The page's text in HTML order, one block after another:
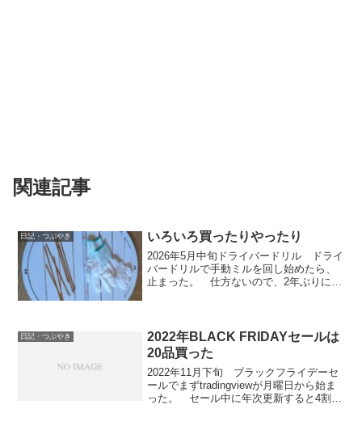
関連記事
日記・つぶやき いろいろ買ったりやったり
2026年5月中旬ドライバードリル ドライ
バードリルで手動ミルを回し始めたら、
止まった。 仕方ないので、2年ぶりにハ
に、 動かない。...
日記・つぶやき
2022年BLACK FRIDAYセールは
20品買った
2022年11月下旬 ブラックフライデーセ
ールでまずtradingviewが月曜日から始ま
った。 セール中に年次更新すると4割引